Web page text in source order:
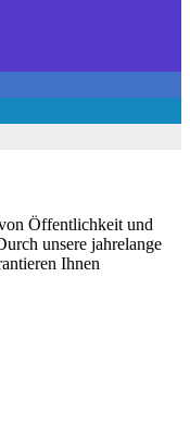
Öffentlichkeit und
unsere jahrelange
Ihnen